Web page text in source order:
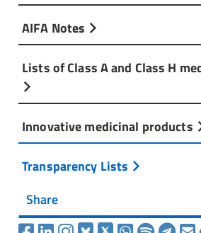
AIFA Notes
Lists of Class A and Class H
Innovative medicinal products
Transparency Lists
Share